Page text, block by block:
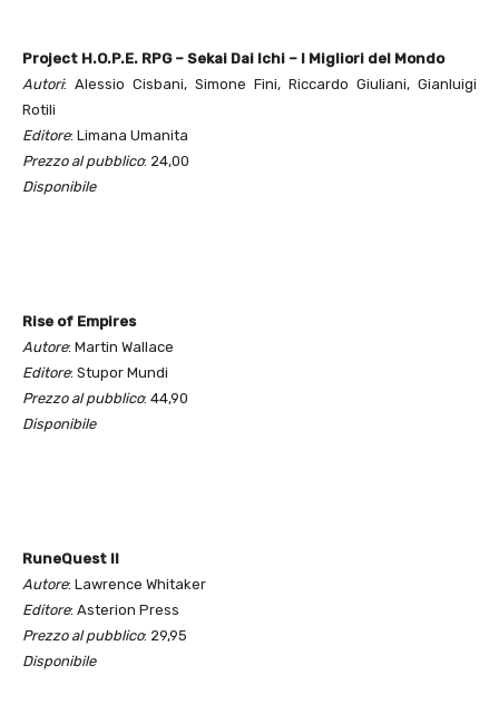
Project H.O.P.E. RPG – Sekai Dai Ichi – I Migliori del Mondo
Autori: Alessio Cisbani, Simone Fini, Riccardo Giuliani, Gianluigi
Rotili
Editore: Limana Umanita
Prezzo al pubblico: 24,00
Disponibile
Rise of Empires
Autore: Martin Wallace
Editore: Stupor Mundi
Prezzo al pubblico: 44,90
Disponibile
RuneQuest II
Autore: Lawrence Whitaker
Editore: Asterion Press
Prezzo al pubblico: 29,95
Disponibile